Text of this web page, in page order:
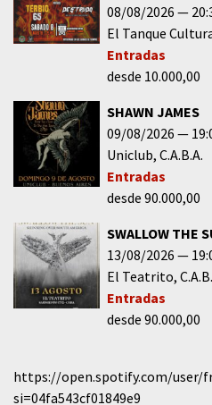
08/08/2026
El Tanque
Entradas
desde 10.000,00
SHAWN JAMES
09/08/2026
Uniclub C.A.B.A.
Entradas
desde 90.000,00
SWALLOW THE
13/08/2026
El Teatrito
Entradas
desde 90.000,00
https://open.spotify.com/user/
si=04fa543cf01849e9